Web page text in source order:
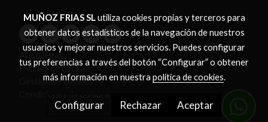
Aviso legal
Política de cookies
Gestión de cookies
MUÑOZ FRIAS SLutiliza cookies propias y terceros para
obtener datos estadísticos de la navegación de nuestros
usuarios y mejorar nuestros servicios. Puedes configurar
tus preferencias a través del botón “Configurar” o obtener
más información en nuestra política de cookies.
Configurar Rechazar Aceptar